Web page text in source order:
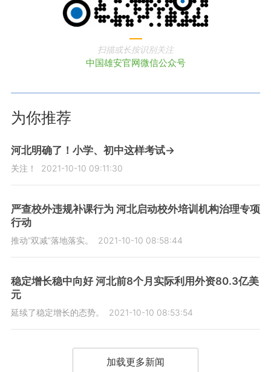
扫描或长按识别关注
中国雄安官网微信公众号
为你推荐
河北明确了！小学、初中这样考试→
关注！ 2021-10-10 09:11:30
​严查校外违规补课行为 河北启动校外培训机构治理专项
行动
推动“双减”落地落实。 2021-10-10 08:58:44
稳定增长稳中向好 河北前8个月实际利用外资80.3亿美
元
延续了稳定增长的态势。 2021-10-10 08:53:54
加载更多新闻